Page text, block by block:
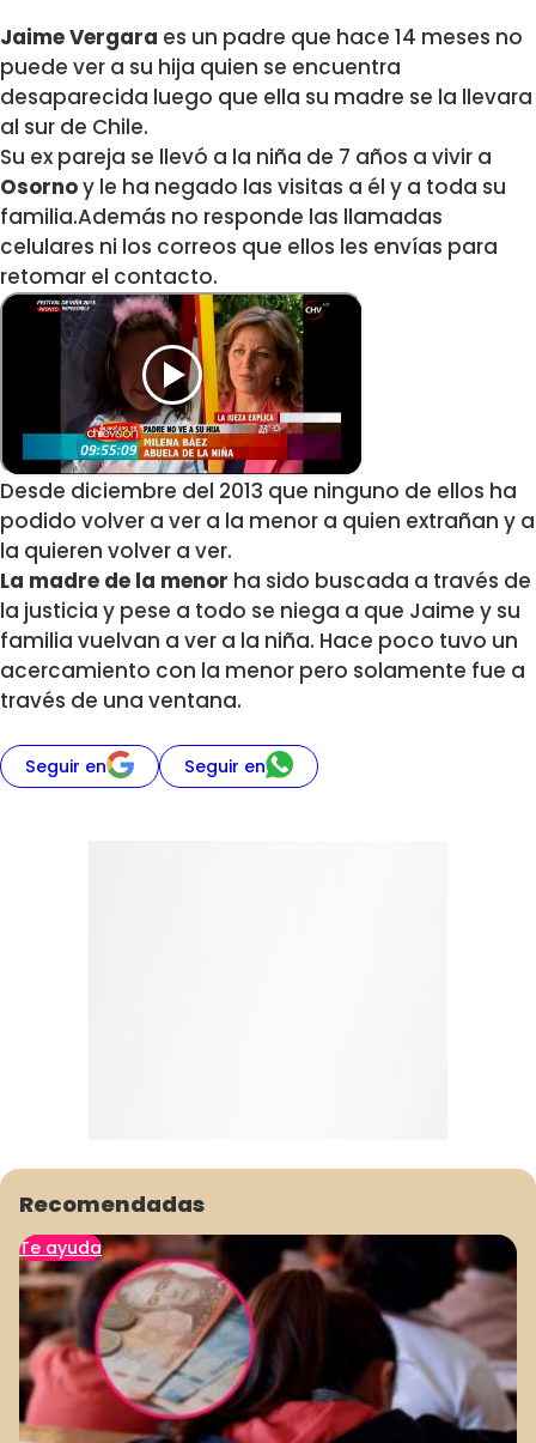
Jaime Vergara es un padre que hace 14 meses no
puede ver a su hija quien se encuentra
desaparecida luego que ella su madre se la llevara
al sur de Chile.
Su ex pareja se llevó a la niña de 7 años a vivir a
Osornoy le ha negado las visitas a él y a toda su
familia.Además no responde las llamadas
celulares ni los correos que ellos les envías para
retomar el contacto.
Desde diciembre del 2013 que ninguno de ellos ha
podido volver a ver a la menor a quien extrañan y a
la quieren volver a ver.
La madre de la menor ha sido buscada a través de
la justicia y pese a todo se niega a que Jaime y su
familia vuelvan a ver a la niña. Hace poco tuvo un
acercamiento con la menor pero solamente fue a
través de una ventana.
Seguir en Seguir en
Recomendadas
Te ayuda